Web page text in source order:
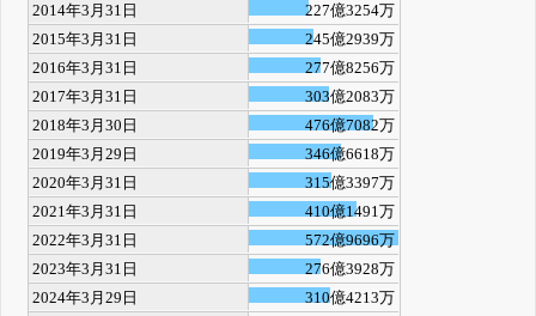
2014年3月31日
227億3254万
2015年3月31日
245億2939万
2016年3月31日
277億8256万
2017年3月31日
303億2083万
2018年3月30日
476億7082万
2019年3月29日
346億6618万
2020年3月31日
315億3397万
2021年3月31日
410億1491万
2022年3月31日
572億9696万
2023年3月31日
276億3928万
2024年3月29日
310億4213万